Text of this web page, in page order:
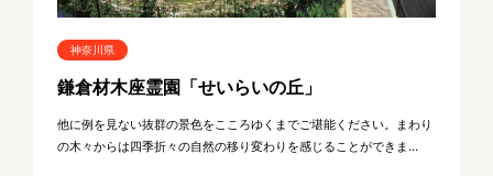
神奈川県
鎌倉材木座霊園「せいらいの丘」
他に例を見ない抜群の景色をこころゆくまでご堪能ください。まわり
の木々からは四季折々の自然の移り変わりを感じることができま...